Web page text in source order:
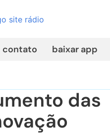
contato baixar app
das